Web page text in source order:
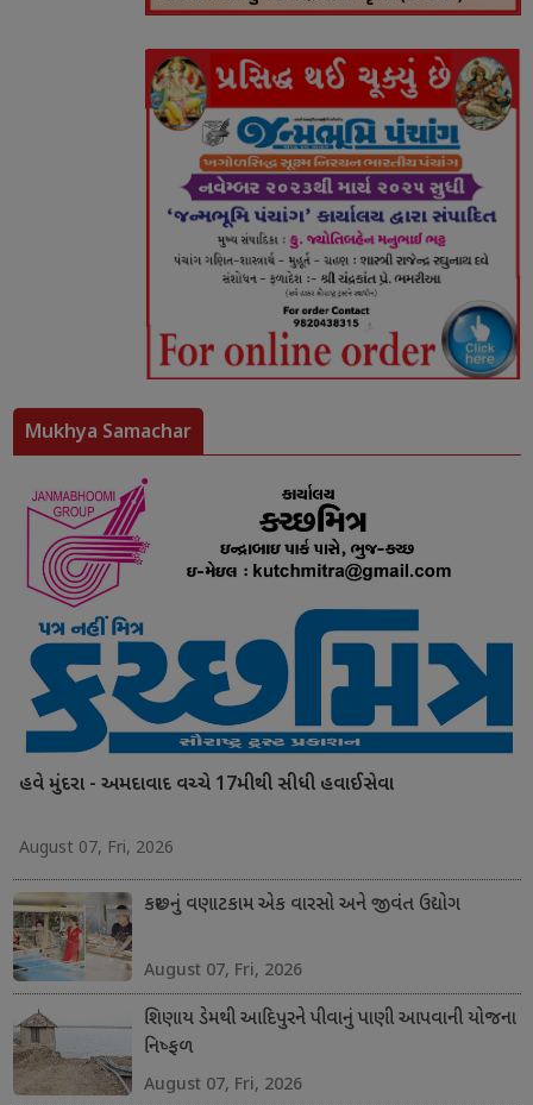
Mukhya Samachar
હવે મુંદરા - અમદાવાદ વચ્ચે 17મીથી સીધી હવાઈસેવા
August 07, Fri, 2026
કચ્છનું વણાટકામ એક વારસો અને જીવંત ઉદ્યોગ
August 07, Fri, 2026
શિણાય ડેમથી આદિપુરને પીવાનું પાણી આપવાની યોજના
નિષ્ફળ
August 07, Fri, 2026